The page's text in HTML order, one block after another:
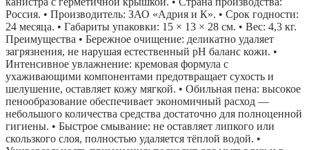
Россия. • Производитель: ЗАО «Адрия и К». • Срок годности:
24 месяца. • Габариты упаковки: 15 × 13 × 28 см. • Вес: 4,3 кг.
Преимущества • Бережное очищение: деликатно удаляет
загрязнения, не нарушая естественный pH баланс кожи. •
Интенсивное увлажнение: кремовая формула с
ухаживающими компонентами предотвращает сухость и
шелушение, оставляет кожу мягкой. • Обильная пена: высокое
пенообразование обеспечивает экономичный расход —
небольшого количества средства достаточно для полноценной
гигиены. • Быстрое смывание: не оставляет липкого или
скользкого слоя, полностью удаляется тёплой водой. •